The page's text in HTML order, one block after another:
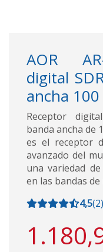
AOR
digital
ancha
Receptor
banda ancha de
es el receptor
avanzado del
una variedad
en las bandas
4,5(2)